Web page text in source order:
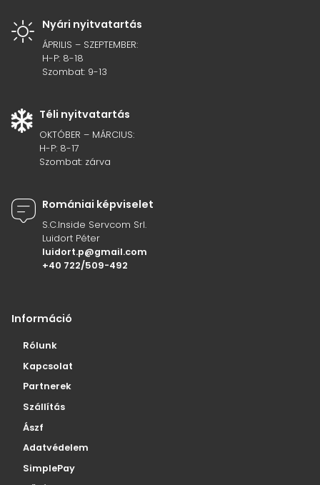
Nyári nyitvatartás
ÁPRILIS – SZEPTEMBER:
H-P: 8-18
Szombat: 9-13
Téli nyitvatartás
OKTÓBER – MÁRCIUS:
H-P: 8-17
Szombat: zárva
Romániai képviselet
S.C.Inside Servcom Srl.
Luidort Péter
luidort.p@gmail.com
+40 722/509-492
Információ
Rólunk
Kapcsolat
Partnerek
Szállítás
Ászf
Adatvédelem
SimplePay